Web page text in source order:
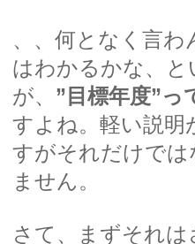
、、何となく言わ
はわかるかな、
が、 ”目標年度”っ
すよね。軽い説明
すがそれだけでは
ません。
さて、まずそれは